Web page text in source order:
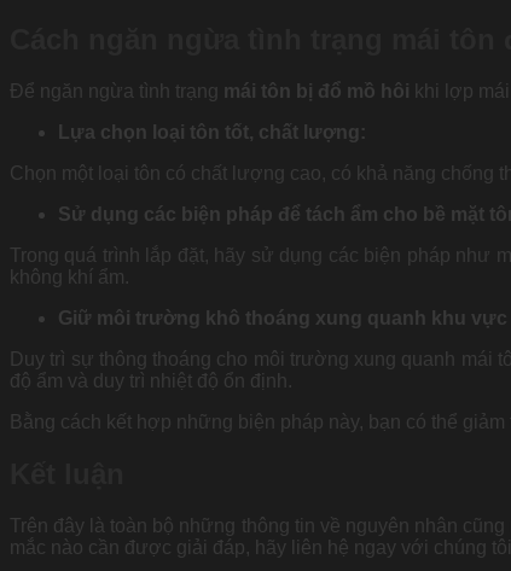
Để ngăn ngừa tình trạng mái tôn bị đổ mồ hôi khi lợp
Lựa chọn loại tôn tốt, chất lượng:
Chọn một loại tôn có chất lượng cao, có khả năng chống
Sử dụng các biện pháp để tách ẩm cho bề mặt
Trong quá trình lắp đặt, hãy sử dụng các biện pháp như
không khí ẩm.
Giữ môi trường khô thoáng xung quanh khu vực
Duy trì sự thông thoáng cho môi trường xung quanh mái
độ ẩm và duy trì nhiệt độ ổn định.
Bằng cách kết hợp những biện pháp này, bạn có thể
Trên đây là toàn bộ những thông tin về nguyên nhân
mắc nào cần được giải đáp, hãy liên hệ ngay với chúng